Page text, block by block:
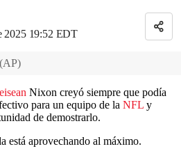
2025 19:52 EDT
(AP)
Nixon creyó siempre que podía
para un equipo de la NFL y
de demostrarlo.
está aprovechando al máximo.